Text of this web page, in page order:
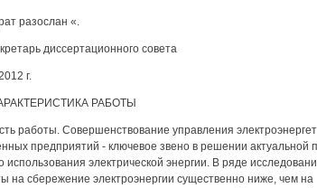
разослан «.
диссертационного совета
г.
РАБОТЫ
работы. Совершенствование управления
предприятий - ключевое звено в решении актуальной
использования электрической энергии. В ряде
на сбережение электроэнергии существенно ниже, чем на